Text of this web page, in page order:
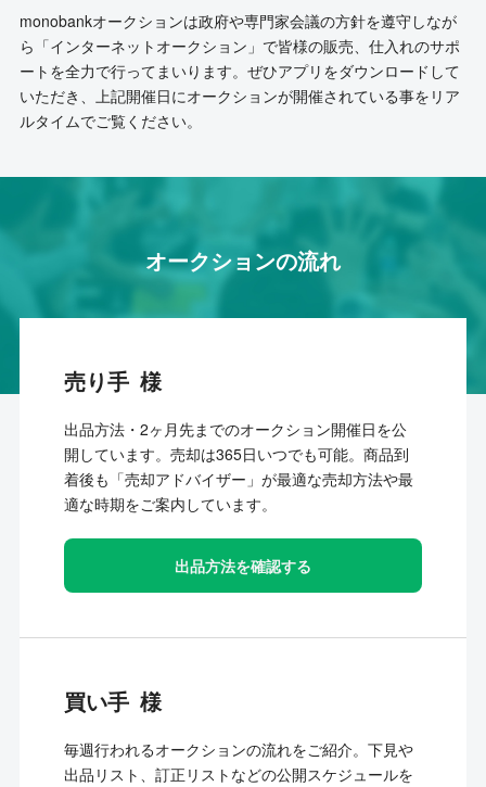
monobankオークションは政府や専門家会議の方針を遵守しなが
ら「インターネットオークション」で皆様の販売、仕入れのサポ
ートを全力で行ってまいります。ぜひアプリをダウンロードして
いただき、上記開催日にオークションが開催されている事をリア
ルタイムでご覧ください。
オークションの流れ
売り手
出品方法・2ヶ月先までのオークション開催日を公
開しています。売却は365日いつでも可能。商品到
着後も「売却アドバイザー」が最適な売却方法や最
適な時期をご案内しています。
出品方法を確認する
買い手
毎週行われるオークションの流れをご紹介。下見や
出品リスト、訂正リストなどの公開スケジュールを